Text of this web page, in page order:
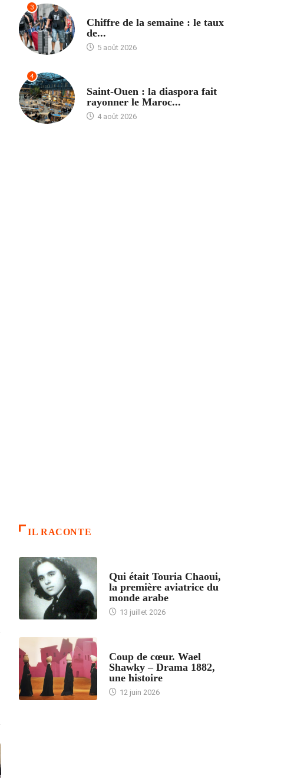
3
Chiffre de la semaine : le taux
de...
5 août 2026
4
Saint-Ouen : la diaspora fait
rayonner le Maroc...
4 août 2026
IL RACONTE
Qui était Touria Chaoui,
la première aviatrice du
monde arabe
13 juillet 2026
Coup de cœur. Wael
Shawky – Drama 1882,
une histoire
12 juin 2026